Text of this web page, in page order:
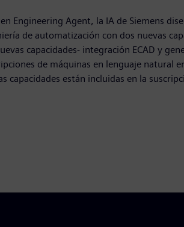
Engineering Agent, la IA de Siemens
de automatización con dos nuevas
capacidades- integración ECAD y
de máquinas en lenguaje natural
capacidades están incluidas en la